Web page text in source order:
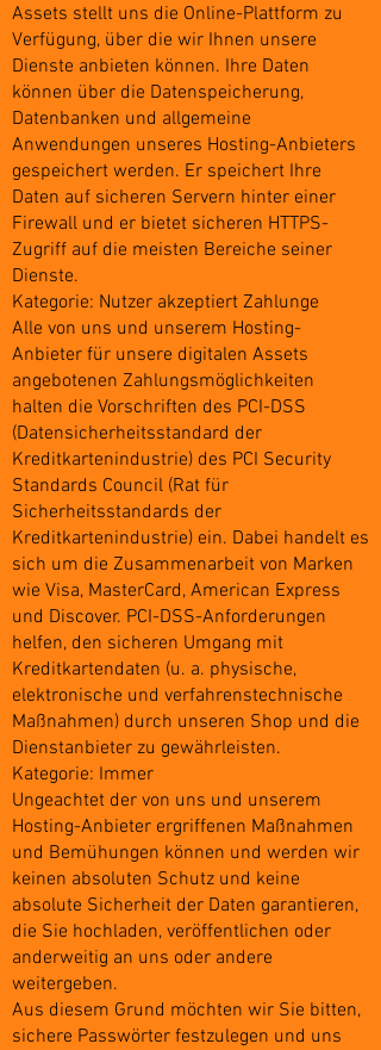
Assets stellt uns die Online-Plattform zu
Verfügung, über die wir Ihnen unsere
Dienste anbieten können. Ihre Daten
können über die Datenspeicherung,
Datenbanken und allgemeine
Anwendungen unseres Hosting-Anbieters
gespeichert werden. Er speichert Ihre
Daten auf sicheren Servern hinter einer
Firewall und er bietet sicheren HTTPS-
Zugriff auf die meisten Bereiche seiner
Dienste.
Kategorie: Nutzer akzeptiert Zahlunge
Alle von uns und unserem Hosting-
Anbieter für unsere digitalen Assets
angebotenen Zahlungsmöglichkeiten
halten die Vorschriften des PCI-DSS
(Datensicherheitsstandard der
Kreditkartenindustrie) des PCI Security
Standards Council (Rat für
Sicherheitsstandards der
Kreditkartenindustrie) ein. Dabei handelt es
sich um die Zusammenarbeit von Marken
wie Visa, MasterCard, American Express
und Discover. PCI-DSS-Anforderungen
helfen, den sicheren Umgang mit
Kreditkartendaten (u. a. physische,
elektronische und verfahrenstechnische
Maßnahmen) durch unseren Shop und die
Dienstanbieter zu gewährleisten.
Kategorie: Immer
Ungeachtet der von uns und unserem
Hosting-Anbieter ergriffenen Maßnahmen
und Bemühungen können und werden wir
keinen absoluten Schutz und keine
absolute Sicherheit der Daten garantieren,
die Sie hochladen, veröffentlichen oder
anderweitig an uns oder andere
weitergeben.
Aus diesem Grund möchten wir Sie bitten,
sichere Passwörter festzulegen und uns